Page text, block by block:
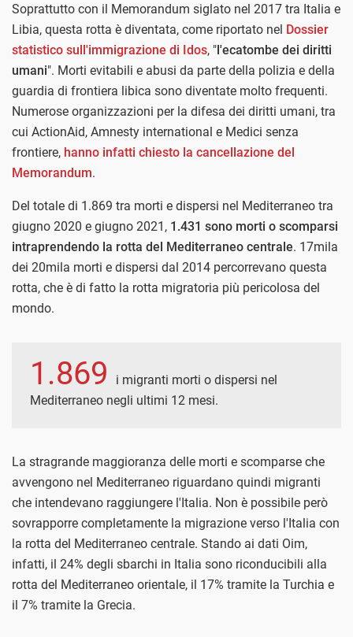
Soprattutto con il Memorandum siglato nel 2017 tra Italia e
Libia, questa rotta è diventata, come riportato nel Dossier
statistico sull'immigrazione di Idos, "l'ecatombe dei diritti
umani". Morti evitabili e abusi da parte della polizia e della
guardia di frontiera libica sono diventate molto frequenti.
Numerose organizzazioni per la difesa dei diritti umani, tra
cui ActionAid, Amnesty international e Medici senza
frontiere, hanno infatti chiesto la cancellazione del
Memorandum.
Del totale di 1.869 tra morti e dispersi nel Mediterraneo tra
giugno 2020 e giugno 2021, 1.431 sono morti o scomparsi
intraprendendo la rotta del Mediterraneo centrale. 17mila
dei 20mila morti e dispersi dal 2014 percorrevano questa
rotta, che è di fatto la rotta migratoria più pericolosa del
mondo.
1.869
i migranti morti o dispersi nel
Mediterraneo negli ultimi 12 mesi.
La stragrande maggioranza delle morti e scomparse che
avvengono nel Mediterraneo riguardano quindi migranti
che intendevano raggiungere l'Italia. Non è possibile però
sovrapporre completamente la migrazione verso l'Italia con
la rotta del Mediterraneo centrale. Stando ai dati Oim,
infatti, il 24% degli sbarchi in Italia sono riconducibili alla
rotta del Mediterraneo orientale, il 17% tramite la Turchia e
il 7% tramite la Grecia.